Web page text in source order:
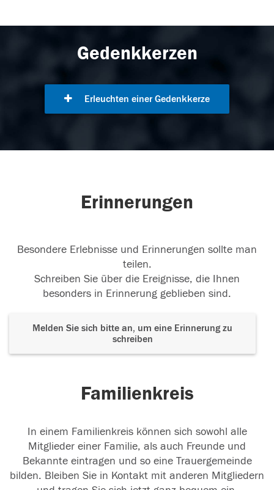
Gedenkkerzen
Erleuchten einer Gedenkkerze
Erinnerungen
Besondere Erlebnisse und Erinnerungen sollte man
teilen.
Schreiben Sie über die Ereignisse, die Ihnen
besonders in Erinnerung geblieben sind.
Melden Sie sich bitte an, um eine Erinnerung zu
schreiben
Familienkreis
In einem Familienkreis können sich sowohl alle
Mitglieder einer Familie, als auch Freunde und
Bekannte eintragen und so eine Trauergemeinde
bilden. Bleiben Sie in Kontakt mit anderen Mitgliedern